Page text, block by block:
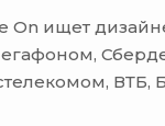
On ищет
ВТБ,